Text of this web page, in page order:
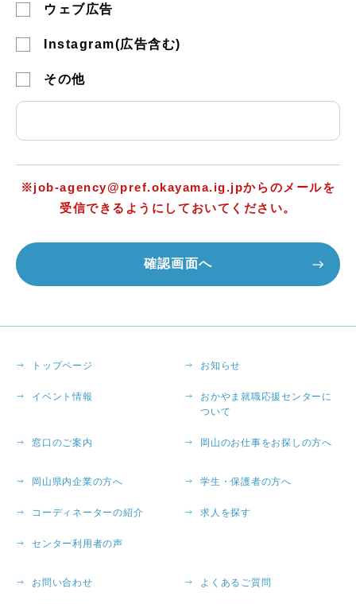
ウェブ広告
Instagram(広告含む)
その他
※job-agency@pref.okayama.ig.jpからのメールを
受信できるようにしておいてください。
トップページ お知らせ
イベント情報
おかやま就職応援センターに
ついて
窓口のご案内 岡山のお仕事をお探しの方へ
岡山県内企業の方へ 学生・保護者の方へ
コーディネーターの紹介 求人を探す
センター利用者の声
お問い合わせ よくあるご質問